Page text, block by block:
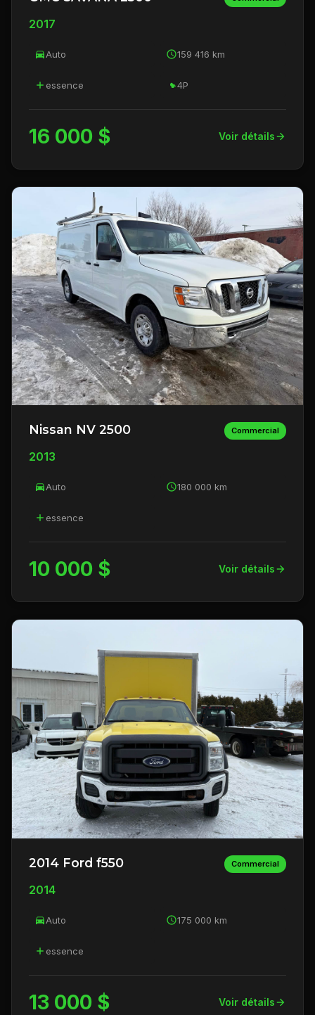
2017
Auto 159 416 km
essence 4P
16 000 $ Voir détails
Nissan NV 2500 Commercial
2013
Auto 180 000 km
essence
10 000 $ Voir détails
2014 Ford f550 Commercial
2014
Auto 175 000 km
essence
13 000 $ Voir détails